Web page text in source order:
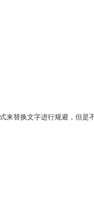
替换文字进行规避，但是